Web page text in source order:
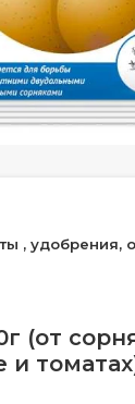
увеличить
, удобрения,
(от
и